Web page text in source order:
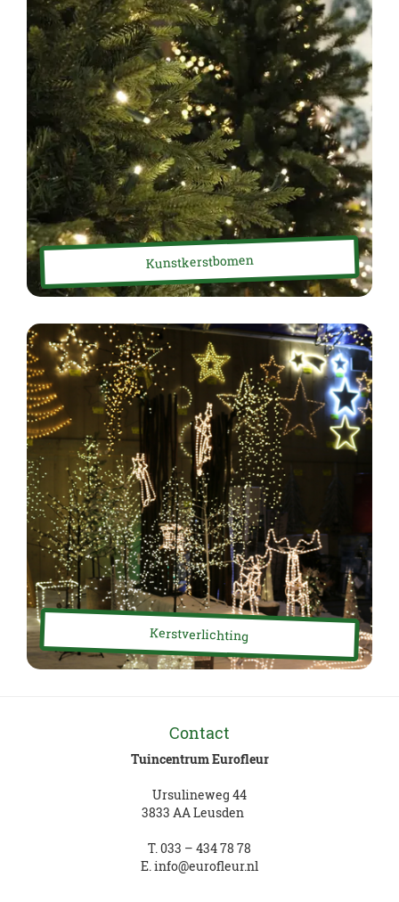
Kunstkerstbomen
Kerstverlichting
Contact
Tuincentrum Eurofleur
Ursulineweg 44
3833 AA Leusden
T.033 – 434 78 78
E.info@eurofleur.nl